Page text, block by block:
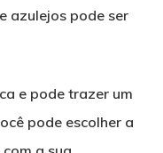
azulejos pode ser
e pode trazer um
pode escolher a